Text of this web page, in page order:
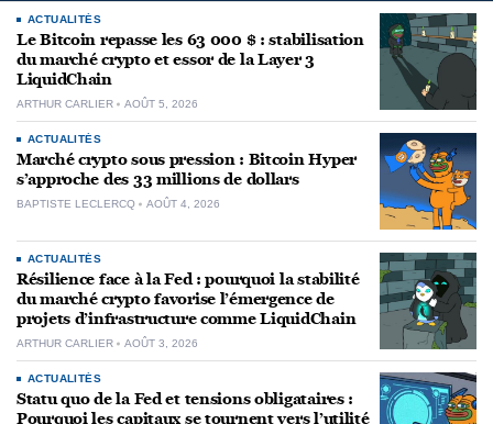
ACTUALITÉS
Le Bitcoin repasse les 63 000 $ : stabilisation
du marché crypto et essor de la Layer 3
LiquidChain
ARTHUR CARLIER AOÛT 5, 2026
ACTUALITÉS
Marché crypto sous pression : Bitcoin Hyper
s’approche des 33 millions de dollars
BAPTISTE LECLERCQ AOÛT 4, 2026
ACTUALITÉS
Résilience face à la Fed : pourquoi la stabilité
du marché crypto favorise l’émergence de
projets d’infrastructure comme LiquidChain
ARTHUR CARLIER AOÛT 3, 2026
ACTUALITÉS
Statu quo de la Fed et tensions obligataires :
Pourquoi les capitaux se tournent vers l’utilité